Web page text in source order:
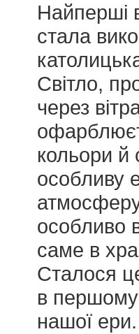
Найперші
стала
Світло,
через
кольори й
особливу
особливо
саме в
Сталося
в першому
нашої ери.